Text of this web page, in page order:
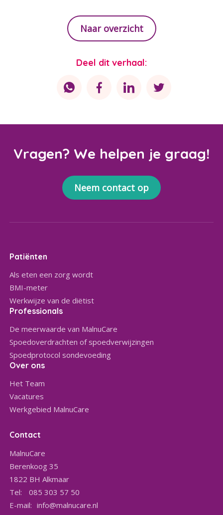
Naar overzicht
Deel dit verhaal:
Vragen? We helpen je graag!
Neem contact op
Patiënten
Als eten een zorg wordt
BMI-meter
Werkwijze van de diëtist
Professionals
De meerwaarde van MalnuCare
Spoedoverdrachten of spoedverwijzingen
Spoedprotocol sondevoeding
Over ons
Het Team
Vacatures
Werkgebied MalnuCare
Contact
MalnuCare
Berenkoog 35
1822 BH Alkmaar
Tel:
085 303 57 50
E-mail: info@malnucare.nl